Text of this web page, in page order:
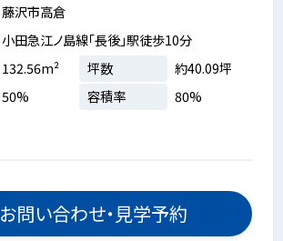
藤沢市高倉
小田急江ノ島線「長後」駅徒歩10分
132.56m² 坪数
約40.09坪
50% 容積率 80%
お問い合わせ・見学予約